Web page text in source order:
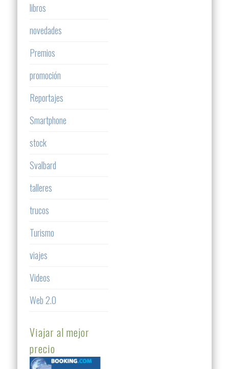
libros
novedades
Premios
promoción
Reportajes
Smartphone
stock
Svalbard
talleres
trucos
Turismo
viajes
Videos
Web 2.0
Viajar al mejor
precio